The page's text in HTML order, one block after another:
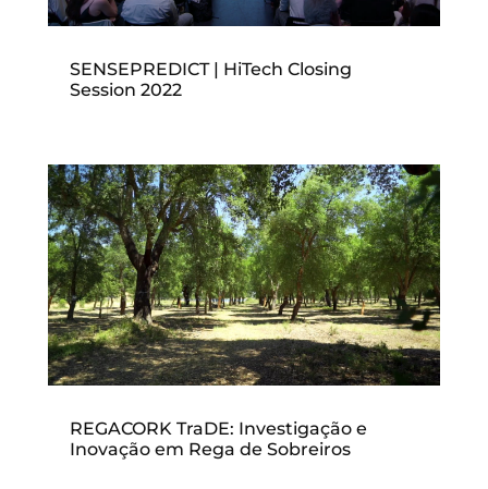
SENSEPREDICT | HiTech Closing
Session 2022
REGACORK TraDE: Investigação e
Inovação em Rega de Sobreiros